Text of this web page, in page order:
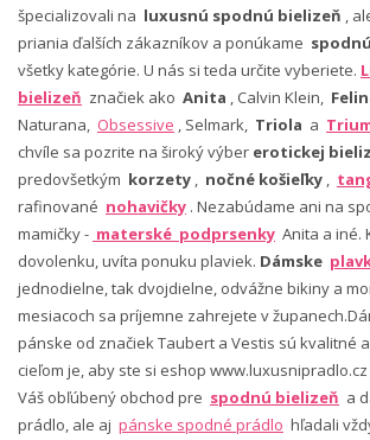
špecializovali na luxusnú spodnú bielizeň ,
priania ďalších zákazníkov a ponúkame
všetky kategórie. U nás si teda určite vyberiete.
bielizeň značiek ako Anita , Calvin Klein,
Naturana, Obsessive , Selmark, Triola a
chvíle sa pozrite na široký výber erotickej
predovšetkým korzety , nočné košieľky ,
rafinované nohavičky . Nezabúdame ani na
mamičky - materské podprsenky Anita a iné.
dovolenku, uvíta ponuku plaviek. Dámske
jednodielne, tak dvojdielne, odvážne bikiny a
mesiacoch sa príjemne zahrejete v
pánske od značiek Taubert a Vestis sú kvalitné
cieľom je, aby ste si eshop
Váš obľúbený obchod pre spodnú bielizeň a
prádlo, ale aj pánske spodné prádlo hľadali